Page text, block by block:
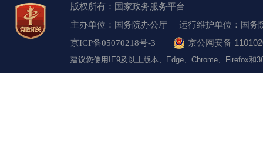
版权所有：国家政务服务平台
主办单位：国务院办公厅
运行维护单位：国务
京ICP备05070218号-3 京公网安备
建议您使用IE9及以上版本、Edge、Chrome、Firefox和